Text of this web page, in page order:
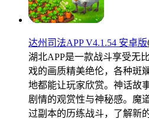
达州司法APP V4.1.54 安卓版
湖北APP是一款战斗享受无
戏的画质精美绝伦，各种斑
地都能让玩家欣赏。神话故
剧情的观赏性与神秘感。魔
过副本的历练战斗，了解新